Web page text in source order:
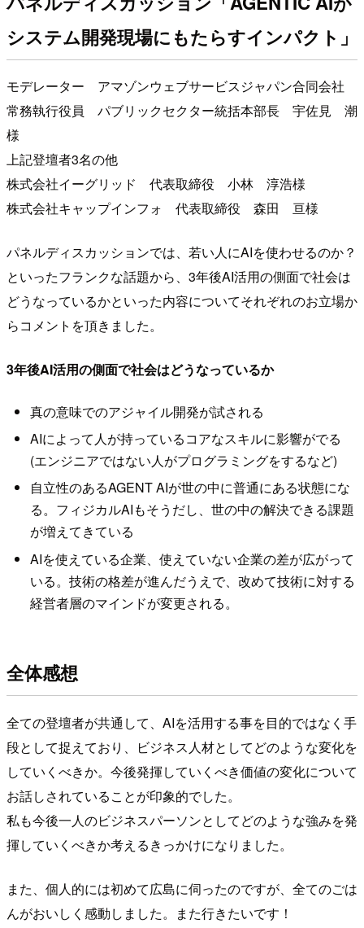
システム開発現場にもたらすインパクト」
モデレーター アマゾンウェブサービスジャパン合同会社
常務執行役員 パブリックセクター統括本部長 宇佐見 潮
様
上記登壇者3名の他
株式会社イーグリッド 代表取締役 小林 淳浩様
株式会社キャップインフォ 代表取締役 森田 亘様
パネルディスカッションでは、若い人にAIを使わせるのか？
といったフランクな話題から、3年後AI活用の側面で社会は
どうなっているかといった内容についてそれぞれのお立場か
らコメントを頂きました。
3年後AI活用の側面で社会はどうなっているか
真の意味でのアジャイル開発が試される
AIによって人が持っているコアなスキルに影響がでる
(エンジニアではない人がプログラミングをするなど)
自立性のあるAGENT AIが世の中に普通にある状態にな
る。フィジカルAIもそうだし、世の中の解決できる課題
が増えてきている
AIを使えている企業、使えていない企業の差が広がって
いる。技術の格差が進んだうえで、改めて技術に対する
経営者層のマインドが変更される。
全体感想
全ての登壇者が共通して、AIを活用する事を目的ではなく手
段として捉えており、ビジネス人材としてどのような変化を
していくべきか。今後発揮していくべき価値の変化について
お話しされていることが印象的でした。
私も今後一人のビジネスパーソンとしてどのような強みを発
揮していくべきか考えるきっかけになりました。
また、個人的には初めて広島に伺ったのですが、全てのごは
んがおいしく感動しました。また行きたいです！